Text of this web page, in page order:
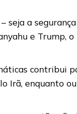
seja a
e Trump, o
contribui
Irã, enquanto